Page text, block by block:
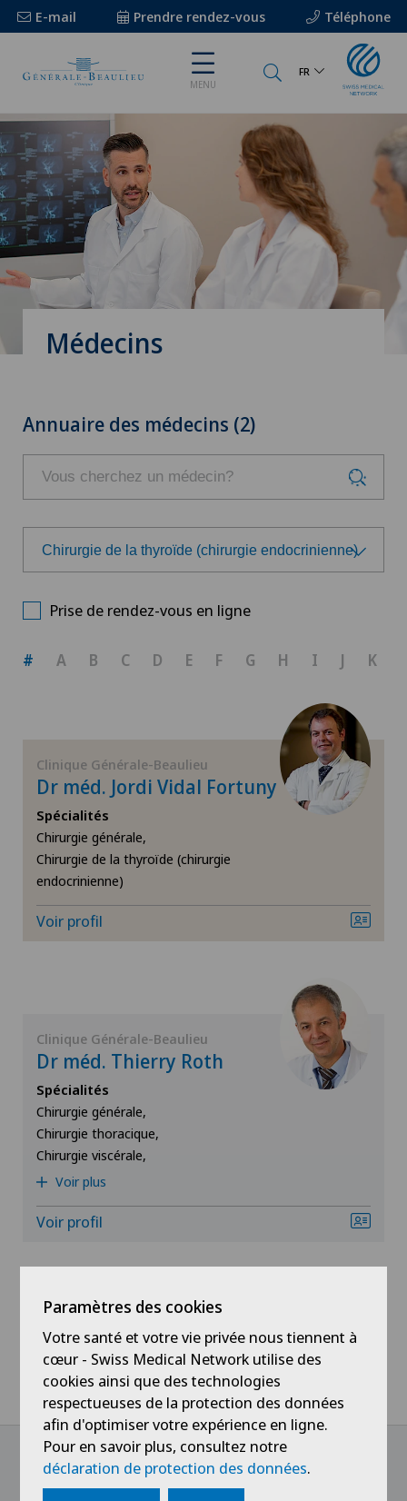
E-mail Prendre rendez-vous Téléphone
MENU
FR
Médecins
Annuaire des médecins (2)
Chirurgie de la thyroïde (chirurgie endocrinienne)
Cancer de la prostate (carcinome de la prostate)
Cancer du sein
Cardiologie
Chirurgie cervico-faciale
Chirurgie de la colonne vertébrale/du rachis
Chirurgie de la hanche
Chirurgie de la main
Chirurgie de la thyroïde (chirurgie endocrinienne)
Chirurgie du côlon
Chirurgie du genou
Chirurgie du pancréas
Chirurgie du pied/de la cheville
Prise de rendez-vous en ligne
# A B C D E F G H I J K
Clinique Générale-Beaulieu
Dr méd. Jordi Vidal Fortuny
Spécialités
Chirurgie générale,
Chirurgie de la thyroïde (chirurgie
endocrinienne)
Voir profil
Clinique Générale-Beaulieu
Dr méd. Thierry Roth
Spécialités
Chirurgie générale,
Chirurgie thoracique,
Chirurgie viscérale,
Voir plus
Voir profil
@Follow our news
Paramètres des cookies
Votre santé et votre vie privée nous tiennent à
cœur - Swiss Medical Network utilise des
cookies ainsi que des technologies
respectueuses de la protection des données
afin d'optimiser votre expérience en ligne.
Pour en savoir plus, consultez notre
déclaration de protection des données.